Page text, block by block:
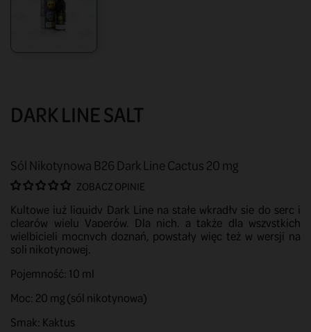
DARK LINE SALT
Sól Nikotynowa B26 Dark Line Cactus 20 mg
ZOBACZ OPINIE
Kultowe już liquidy Dark Line na stałe wkradły się do serc i
clearów wielu Vaperów. Dla nich, a także dla wszystkich
wielbicieli mocnych doznań, powstały więc też w wersji na
soli nikotynowej.
Pojemność: 10 ml
Moc: 20 mg (sól nikotynowa)
Smak: Kaktus